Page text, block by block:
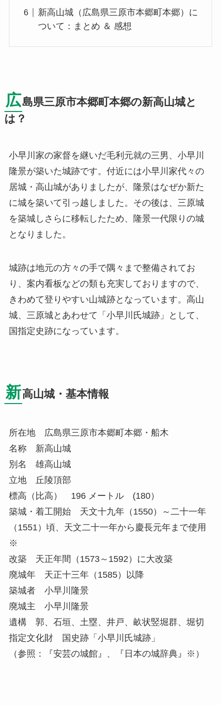
新高山城（広島県三原市本郷町本郷）に
ついて：まとめ ＆ 感想
広島県三原市本郷町本郷の新高山城と
は？
小早川家の家督を継いだ毛利元就の三男、小早川
隆景が築いた城跡です。付近には小早川家代々の
居城・高山城がありましたが、隆景はなぜか新た
に城を築いて引っ越しました。その後は、三原城
を築城しさらに移転したため、隆景一代限りの城
となりました。
城跡は地元の方々の手で隅々まで整備されてお
り、案内看板などの類も充実しておりますので、
きわめて登りやすい山城跡となっています。高山
城、三原城とあわせて「小早川氏城跡」として、
国指定史跡になっています。
新高山城・基本情報
所在地 広島県三原市本郷町本郷・船木
名称 新高山城
別名 雄高山城
立地 丘陵頂部
標高（比高） 196 メートル (180）
築城・着工開始 天文十九年（1550）～二十一年
（1551）頃、天文二十一年から慶長元年まで使用
※
改築 天正年間（1573～1592）に大改築
廃城年 天正十三年（1585）以降
築城者 小早川隆景
廃城主 小早川隆景
遺構 郭、石垣、土塁、井戸、畝状竪堀群、堀切
指定文化財 国史跡「小早川氏城跡」
（参照：『安芸の城館』、『日本の城辞典』※）